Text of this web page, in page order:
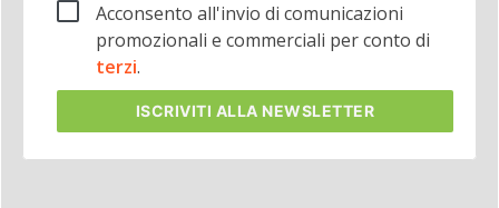
Acconsento all'invio di comunicazioni
promozionali e commerciali per conto di
terzi.
ISCRIVITI ALLA NEWSLETTER